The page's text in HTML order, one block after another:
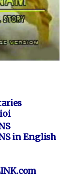
in English